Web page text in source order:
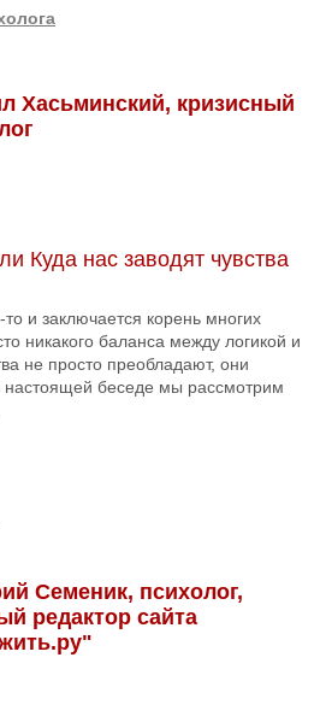
Хасьминский, кризисный
Куда нас заводят чувства
и заключается корень многих
никакого баланса между логикой и
не просто преобладают, они
беседе мы рассмотрим
Семеник, психолог,
редактор сайта